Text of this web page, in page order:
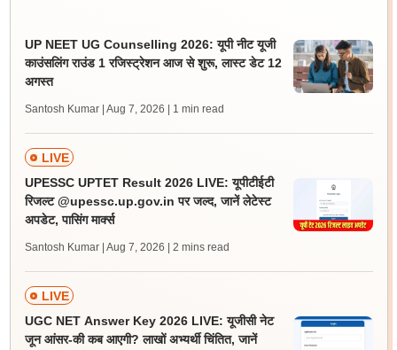
UP NEET UG Counselling 2026: यूपी नीट यूजी
काउंसलिंग राउंड 1 रजिस्ट्रेशन आज से शुरू, लास्ट डेट 12
अगस्त
Santosh Kumar | Aug 7, 2026 | 1 min read
LIVE
UPESSC UPTET Result 2026 LIVE: यूपीटीईटी
रिजल्ट @upessc.up.gov.in पर जल्द, जानें लेटेस्ट
अपडेट, पासिंग मार्क्स
Santosh Kumar | Aug 7, 2026 | 2 mins read
LIVE
UGC NET Answer Key 2026 LIVE: यूजीसी नेट
जून आंसर-की कब आएगी? लाखों अभ्यर्थी चिंतित, जानें